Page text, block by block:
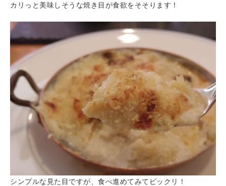
カリっと美味しそうな焼き目が食欲をそそります！
シンプルな見た目ですが、食べ進めてみてビックリ！